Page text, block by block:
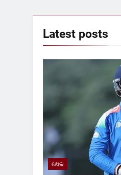
Latest posts
ଖେଳ